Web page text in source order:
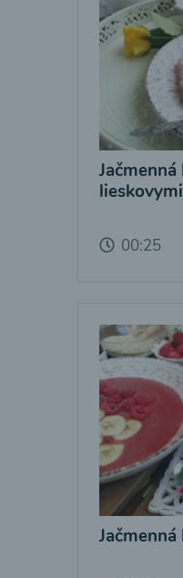
Jačmenná
00:25